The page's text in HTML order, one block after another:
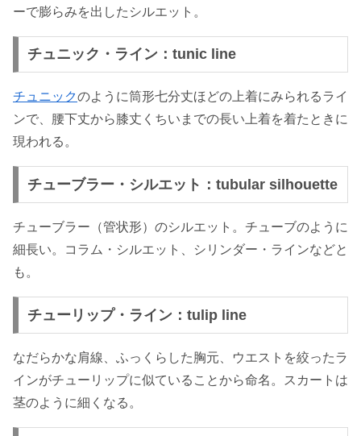
ーで膨らみを出したシルエット。
チュニック・ライン：tunic line
チュニックのように筒形七分丈ほどの上着にみられるライ
ンで、腰下丈から膝丈くちいまでの長い上着を着たときに
現われる。
チューブラー・シルエット：tubular silhouette
チューブラー（管状形）のシルエット。チューブのように
細長い。コラム・シルエット、シリンダー・ラインなどと
も。
チューリップ・ライン：tulip line
なだらかな肩線、ふっくらした胸元、ウエストを絞ったラ
インがチューリップに似ていることから命名。スカートは
茎のように細くなる。